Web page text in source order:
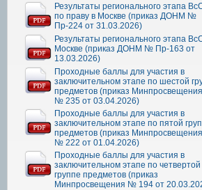
Результаты регионального этапа
по праву в Москве (приказ ДОНМ №
Пр-224 от 31.03.2026)
Результаты регионального этапа
Москве (приказ ДОНМ № Пр-163 от
13.03.2026)
Проходные баллы для участия в
заключительном этапе по шестой
предметов (приказ Минпросвещения
№ 235 от 03.04.2026)
Проходные баллы для участия в
заключительном этапе по пятой
предметов (приказ Минпросвещения
№ 222 от 01.04.2026)
Проходные баллы для участия в
заключительном этапе по четвертой
группе предметов (приказ
Минпросвещения № 194 от